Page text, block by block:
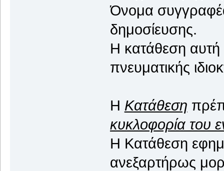
Όνομα
δημοσίευσης.
Η κατάθεση αυτή
πνευματικής
Η Κατάθεση
κυκλοφορία του
Η Κατάθεση
ανεξαρτήρως